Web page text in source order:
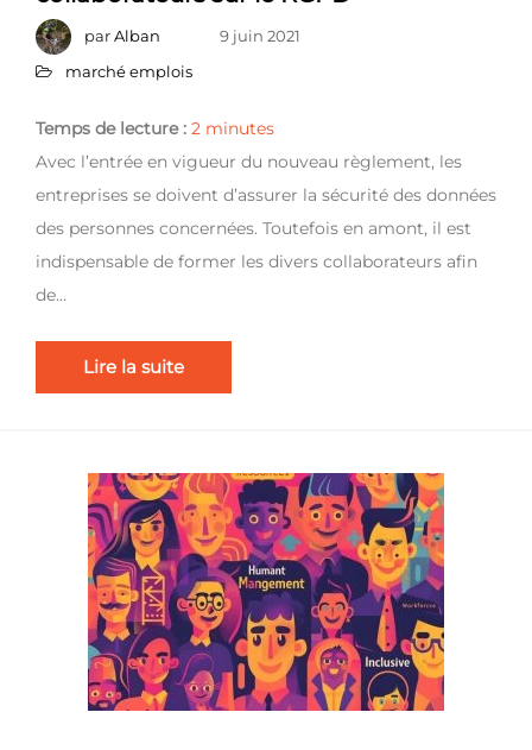
parAlban
9 juin 2021
marché emplois
Temps de lecture : 2 minutes
Avec l’entrée en vigueur du nouveau règlement, les
entreprises se doivent d’assurer la sécurité des données
des personnes concernées. Toutefois en amont, il est
indispensable de former les divers collaborateurs afin
de…
Lire la suite